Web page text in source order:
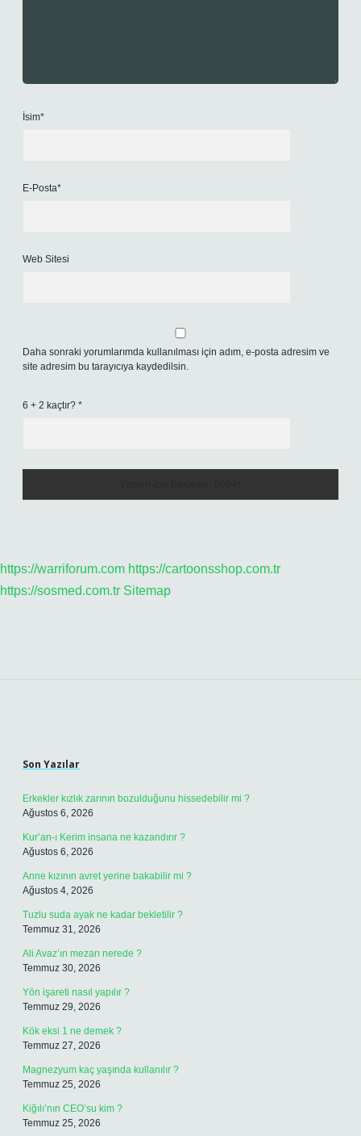
İsim*
E-Posta*
Web Sitesi
Daha sonraki yorumlarımda kullanılması için adım, e-posta adresim ve
site adresim bu tarayıcıya kaydedilsin.
6 + 2 kaçtır? *
https://warriforum.com https://cartoonsshop.com.tr
https://sosmed.com.tr Sitemap
Son Yazılar
Erkekler kızlık zarının bozulduğunu hissedebilir mi ?
Ağustos 6, 2026
Kur’an-ı Kerim insana ne kazandırır ?
Ağustos 6, 2026
Anne kızının avret yerine bakabilir mi ?
Ağustos 4, 2026
Tuzlu suda ayak ne kadar bekletilir ?
Temmuz 31, 2026
Ali Avaz’ın mezarı nerede ?
Temmuz 30, 2026
Yön işareti nasıl yapılır ?
Temmuz 29, 2026
Kök eksi 1 ne demek ?
Temmuz 27, 2026
Magnezyum kaç yaşında kullanılır ?
Temmuz 25, 2026
Kiğılı’nın CEO’su kim ?
Temmuz 25, 2026